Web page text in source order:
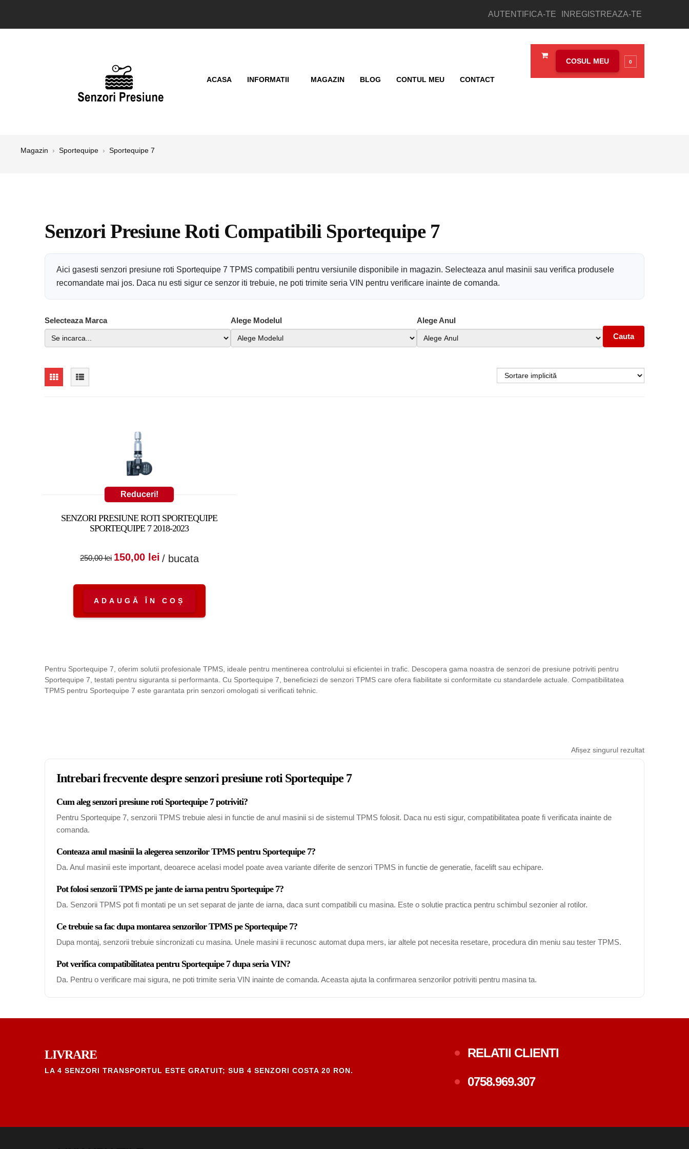
AUTENTIFICA-TE INREGISTREAZA-TE
COSUL MEU 0
ACASA INFORMATII MAGAZIN BLOG CONTUL MEU CONTACT
Magazin › Sportequipe › Sportequipe 7
Senzori Presiune Roti Compatibili Sportequipe 7
Aici gasesti senzori presiune roti Sportequipe 7 TPMS compatibili pentru versiunile disponibile in magazin. Selecteaza anul masinii sau verifica produsele
recomandate mai jos. Daca nu esti sigur ce senzor iti trebuie, ne poti trimite seria VIN pentru verificare inainte de comanda.
Selecteaza Marca Alege Modelul
Alege Anul
Cauta
Reduceri!
SENZORI PRESIUNE ROTI SPORTEQUIPE
SPORTEQUIPE 7 2018-2023
250,00lei
Prețul inițial a fost:
150,00 lei Prețul curent
150,00 lei.
/ bucata
ADAUGĂ ÎN COȘ
Pentru Sportequipe 7, oferim solutii profesionale TPMS, ideale pentru mentinerea controlului si eficientei in trafic. Descopera gama noastra de senzori de presiune potriviti pentru
Sportequipe 7, testati pentru siguranta si performanta. Cu Sportequipe 7, beneficiezi de senzori TPMS care ofera fiabilitate si conformitate cu standardele actuale. Compatibilitatea
TPMS pentru Sportequipe 7 este garantata prin senzori omologati si verificati tehnic.
Afișez singurul rezultat
Intrebari frecvente despre senzori presiune roti Sportequipe 7
Cum aleg senzori presiune roti Sportequipe 7 potriviti?
Pentru Sportequipe 7, senzorii TPMS trebuie alesi in functie de anul masinii si de sistemul TPMS folosit. Daca nu esti sigur, compatibilitatea poate fi verificata inainte de
comanda.
Conteaza anul masinii la alegerea senzorilor TPMS pentru Sportequipe 7?
Da. Anul masinii este important, deoarece acelasi model poate avea variante diferite de senzori TPMS in functie de generatie, facelift sau echipare.
Pot folosi senzorii TPMS pe jante de iarna pentru Sportequipe 7?
Da. Senzorii TPMS pot fi montati pe un set separat de jante de iarna, daca sunt compatibili cu masina. Este o solutie practica pentru schimbul sezonier al rotilor.
Ce trebuie sa fac dupa montarea senzorilor TPMS pe Sportequipe 7?
Dupa montaj, senzorii trebuie sincronizati cu masina. Unele masini ii recunosc automat dupa mers, iar altele pot necesita resetare, procedura din meniu sau tester TPMS.
Pot verifica compatibilitatea pentru Sportequipe 7 dupa seria VIN?
Da. Pentru o verificare mai sigura, ne poti trimite seria VIN inainte de comanda. Aceasta ajuta la confirmarea senzorilor potriviti pentru masina ta.
LIVRARE
LA 4 SENZORI TRANSPORTUL ESTE GRATUIT; SUB 4 SENZORI COSTA 20 RON.
RELATII CLIENTI
0758.969.307